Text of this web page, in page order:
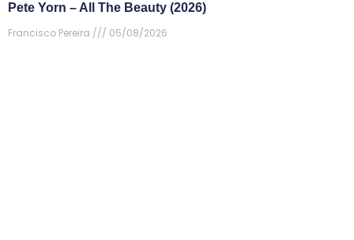
Pete Yorn – All The Beauty (2026)
Francisco Pereira
05/08/2026